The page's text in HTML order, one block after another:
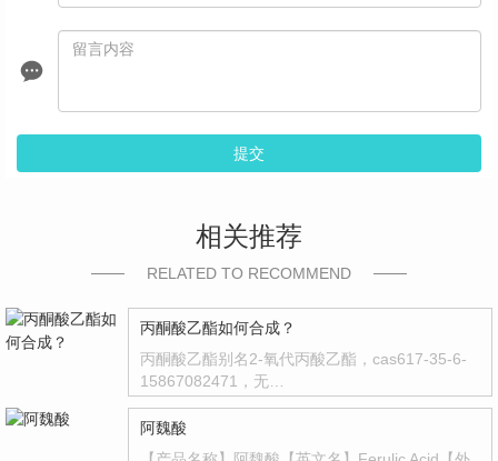
提交
相关推荐
RELATED TO RECOMMEND
丙酮酸乙酯如何合成？
丙酮酸乙酯别名2-氧代丙酸乙酯，cas617-35-6-
15867082471，无…
阿魏酸